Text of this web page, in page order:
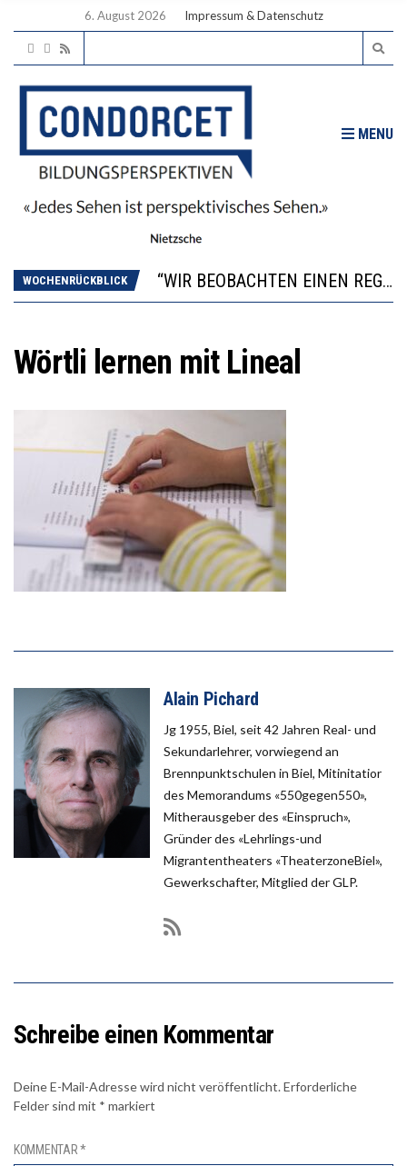
6. August 2026 Impressum & Datenschutz
MENU
WOCHENRÜCKBLICK
“WIR BEOBACHTEN EINEN REGELRECHTEN STURZFLUG BEI DEN LERNLEISTUNGEN”
DIE VERSTÄRKTE HARMONISIERUNG IM SCHULWESEN VERRINGERT DAS INNOVATIONSPOTENZIAL
Wörtli lernen mit Lineal
Alain Pichard
Jg 1955, Biel, seit 42 Jahren Real- und
Sekundarlehrer, vorwiegend an
Brennpunktschulen in Biel, Mitinitatior
des Memorandums «550gegen550»,
Mitherausgeber des «Einspruch»,
Gründer des «Lehrlings-und
Migrantentheaters «TheaterzoneBiel»,
Gewerkschafter, Mitglied der GLP.
Schreibe einen Kommentar
Deine E-Mail-Adresse wird nicht veröffentlicht.Erforderliche
Felder sind mit * markiert
KOMMENTAR*